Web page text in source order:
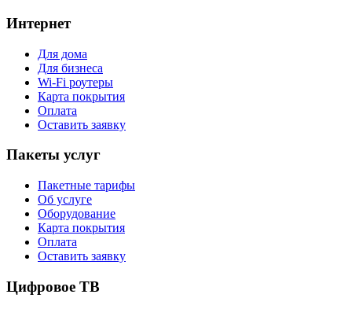
Интернет
Для дома
Для бизнеса
Wi-Fi роутеры
Карта покрытия
Оплата
Оставить заявку
Пакеты услуг
Пакетные тарифы
Об услуге
Оборудование
Карта покрытия
Оплата
Оставить заявку
Цифровое ТВ